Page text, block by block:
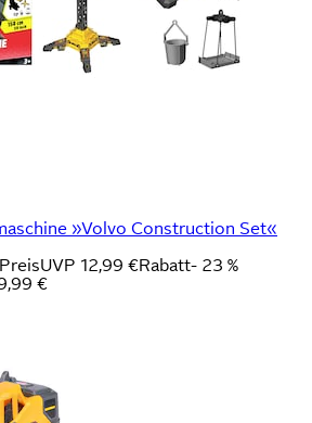
»Volvo Construction Set«
UVP 12,99 €Rabatt- 23 %
€